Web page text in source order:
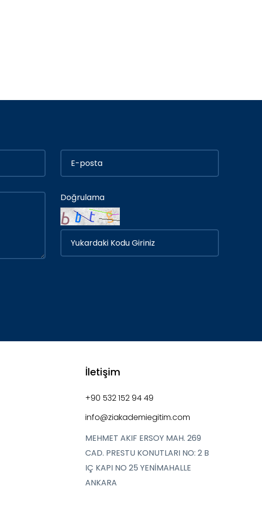
Doğrulama
İletişim
+90 532 152 94 49
info@ziakademiegitim.com
MEHMET AKIF ERSOY MAH. 269
CAD. PRESTU KONUTLARI NO: 2 B
IÇ KAPI NO 25 YENİMAHALLE
ANKARA